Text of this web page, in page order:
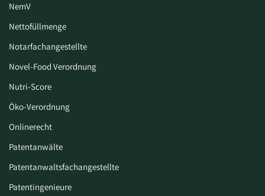
NemV
Nettofüllmenge
Notarfachangestellte
Novel-Food Verordnung
Nutri-Score
Öko-Verordnung
Onlinerecht
Patentanwälte
Patentanwaltsfachangestellte
Patentingenieure